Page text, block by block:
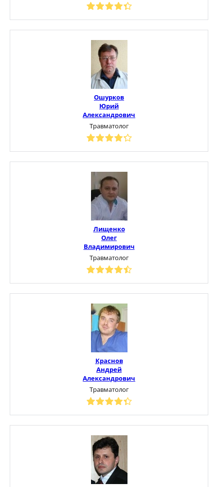
Ошурков
Юрий
Александрович
Травматолог
Лищенко
Олег
Владимирович
Травматолог
Краснов
Андрей
Александрович
Травматолог